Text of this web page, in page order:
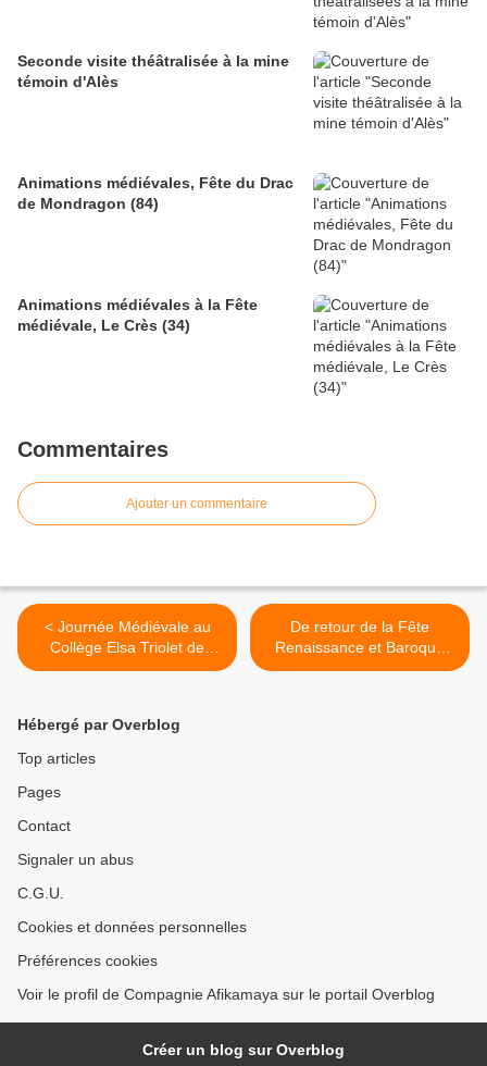
Seconde visite théâtralisée à la mine
témoin d'Alès
Animations médiévales, Fête du Drac
de Mondragon (84)
Animations médiévales à la Fête
médiévale, Le Crès (34)
Commentaires
Ajouter un commentaire
< Journée Médiévale au
Collège Elsa Triolet de
Beaucaire
De retour de la Fête
Renaissance et Baroque
d'Entrecasteaux >
Hébergé par Overblog
Top articles
Pages
Contact
Signaler un abus
C.G.U.
Cookies et données personnelles
Préférences cookies
Voir le profil de Compagnie Afikamaya sur le portail Overblog
Créer un blog sur Overblog